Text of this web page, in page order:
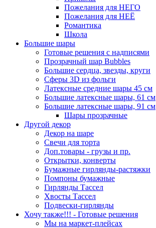
Пожелания для НЕГО
Пожелания для НЕЁ
Романтика
Школа
Большие шары
Готовые решения с надписями
Прозрачный шар Bubbles
Большие сердца, звезды, круги
Сферы 3D из фольги
Латексные средние шары 45 см
Большие латексные шары, 61 см
Большие латексные шары, 91 см
Шары прозрачные
Другой декор
Декор на шаре
Свечи для торта
Доп.товары - грузы и пр.
Открытки, конверты
Бумажные гирлянды-растяжки
Помпоны бумажные
Гирлянды Тассел
Хвосты Тассел
Подвески-гирлянды
Хочу также!!! - Готовые решения
Мы на маркет-плейсах